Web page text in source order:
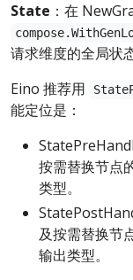
State ：在
请求维度的全局状
Eino 推荐用
能定位是：
按需替换节点
类型。
及按需替换节
输出类型。